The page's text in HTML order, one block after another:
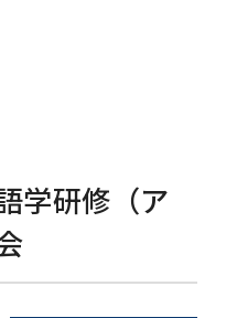
学研修（ア